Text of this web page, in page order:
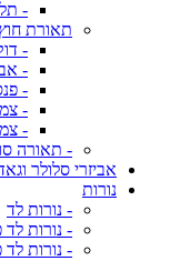
-
תאורת חוץ
-
-
-
-
-
- תאורה
אביזרי סלולר
נורות
- נורות לד
- נורות
- נורות